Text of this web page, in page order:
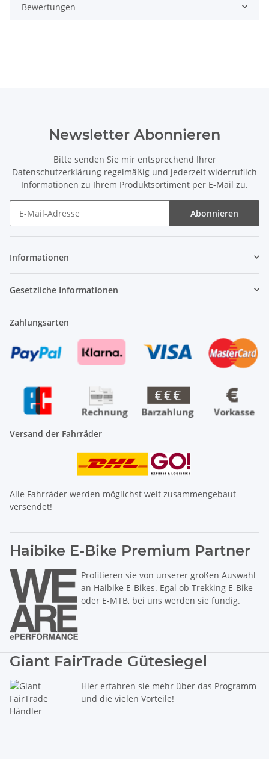
Bewertungen
Newsletter Abonnieren
Bitte senden Sie mir entsprechend Ihrer
Datenschutzerklärung regelmäßig und jederzeit widerruflich
Informationen zu Ihrem Produktsortiment per E-Mail zu.
Abonnieren
Informationen
Gesetzliche Informationen
Zahlungsarten
Versand der Fahrräder
Alle Fahrräder werden möglichst weit zusammengebaut
versendet!
Haibike E-Bike Premium Partner
Profitieren sie von unserer großen Auswahl
an Haibike E-Bikes. Egal ob Trekking E-Bike
oder E-MTB, bei uns werden sie fündig.
Giant FairTrade Gütesiegel
Hier erfahren sie mehr über das Programm
und die vielen Vorteile!